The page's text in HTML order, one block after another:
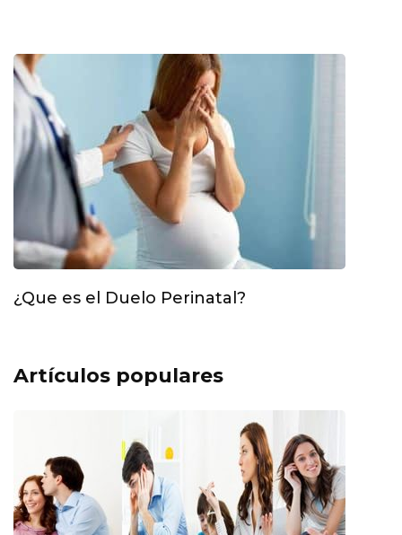
¿Que es el Duelo Perinatal?
Artículos populares